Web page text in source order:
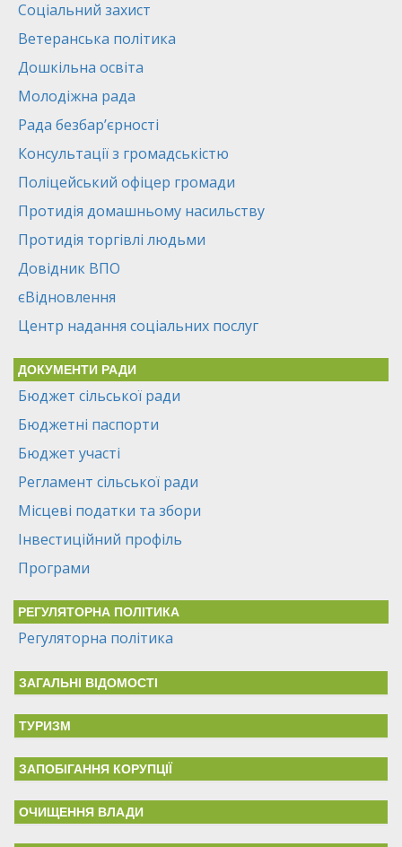
Соціальний захист
Ветеранська політика
Дошкільна освіта
Молодіжна рада
Рада безбар’єрності
Консультації з громадськістю
Поліцейський офіцер громади
Протидія домашньому насильству
Протидія торгівлі людьми
Довідник ВПО
єВідновлення
Центр надання соціальних послуг
ДОКУМЕНТИ РАДИ
Бюджет сільської ради
Бюджетні паспорти
Бюджет участі
Регламент сільської ради
Місцеві податки та збори
Інвестиційний профіль
Програми
РЕГУЛЯТОРНА ПОЛІТИКА
Регуляторна політика
ЗАГАЛЬНІ ВІДОМОСТІ
ТУРИЗМ
ЗАПОБІГАННЯ КОРУПЦІЇ
ОЧИЩЕННЯ ВЛАДИ